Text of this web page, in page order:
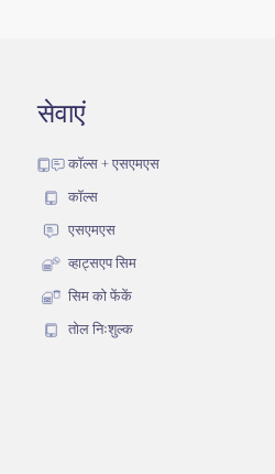
सेवाएं
कॉल्स + एसएमएस
कॉल्स
एसएमएस
व्हाट्सएप सिम
सिम को फेंकें
तोल निःशुल्क